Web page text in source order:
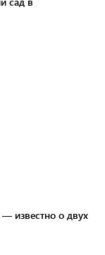
известно о двух